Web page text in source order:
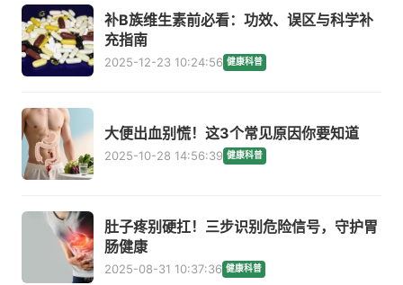
补B族维生素前必看：功效、误区与科学补
充指南
2025-12-23 10:24:56 健康科普
大便出血别慌！这3个常见原因你要知道
2025-10-28 14:56:39 健康科普
肚子疼别硬扛！三步识别危险信号，守护胃
肠健康
2025-08-31 10:37:36 健康科普